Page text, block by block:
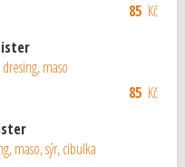
85Kč
maso
85Kč
maso, sýr, cibulka